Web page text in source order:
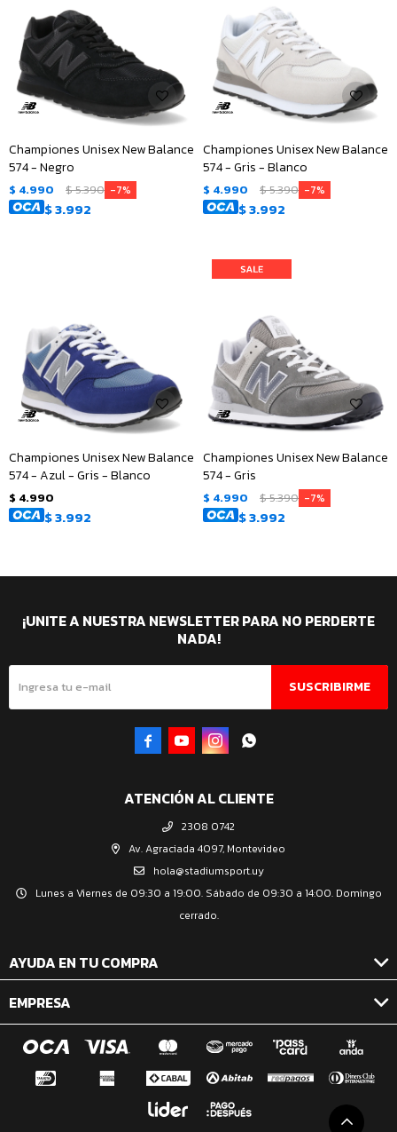
Championes Unisex New Balance
574 - Negro
$ 4.990 $5.390 7
$3.992
Championes Unisex New Balance
574 - Gris - Blanco
$ 4.990 $5.390 7
$3.992
Championes Unisex New Balance
574 - Azul - Gris - Blanco
$ 4.990
$3.992
Championes Unisex New Balance
574 - Gris
$ 4.990 $5.390 7
$3.992
ATENCIÓN AL CLIENTE
2308 0742
Av. Agraciada 4097, Montevideo
hola@stadiumsport.uy
Lunes a Viernes de 09:30 a 19:00. Sábado de 09:30 a 14:00. Domingo
cerrado.
AYUDA EN TU COMPRA
EMPRESA
¡UNITE A NUESTRA NEWSLETTER PARA NO PERDERTE
NADA!
SUSCRIBIRME
   